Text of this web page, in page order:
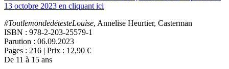
13 octobre 2023 en cliquant ici
#ToutlemondedétesteLouise, Annelise Heurtier, Casterman
ISBN : 978-2-203-25579-1
Parution : 06.09.2023
Pages : 216 | Prix : 12,90 €
De 11 à 15 ans